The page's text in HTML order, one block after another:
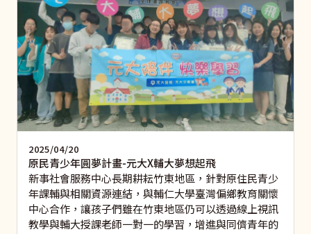
2025/04/20
原民青少年圓夢計畫-元大X輔大夢想起飛
新事社會服務中心長期耕耘竹東地區，針對原住民青少
年課輔與相關資源連結，與輔仁大學臺灣偏鄉教育關懷
中心合作，讓孩子們雖在竹東地區仍可以透過線上視訊
教學與輔大授課老師一對一的學習，增進與同儕青年的